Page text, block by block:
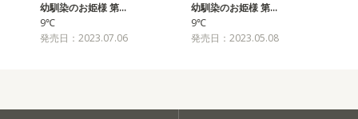
幼馴染のお姫様 第…
9℃
発売日：2023.07.06
幼馴染のお姫様 第…
9℃
発売日：2023.05.08